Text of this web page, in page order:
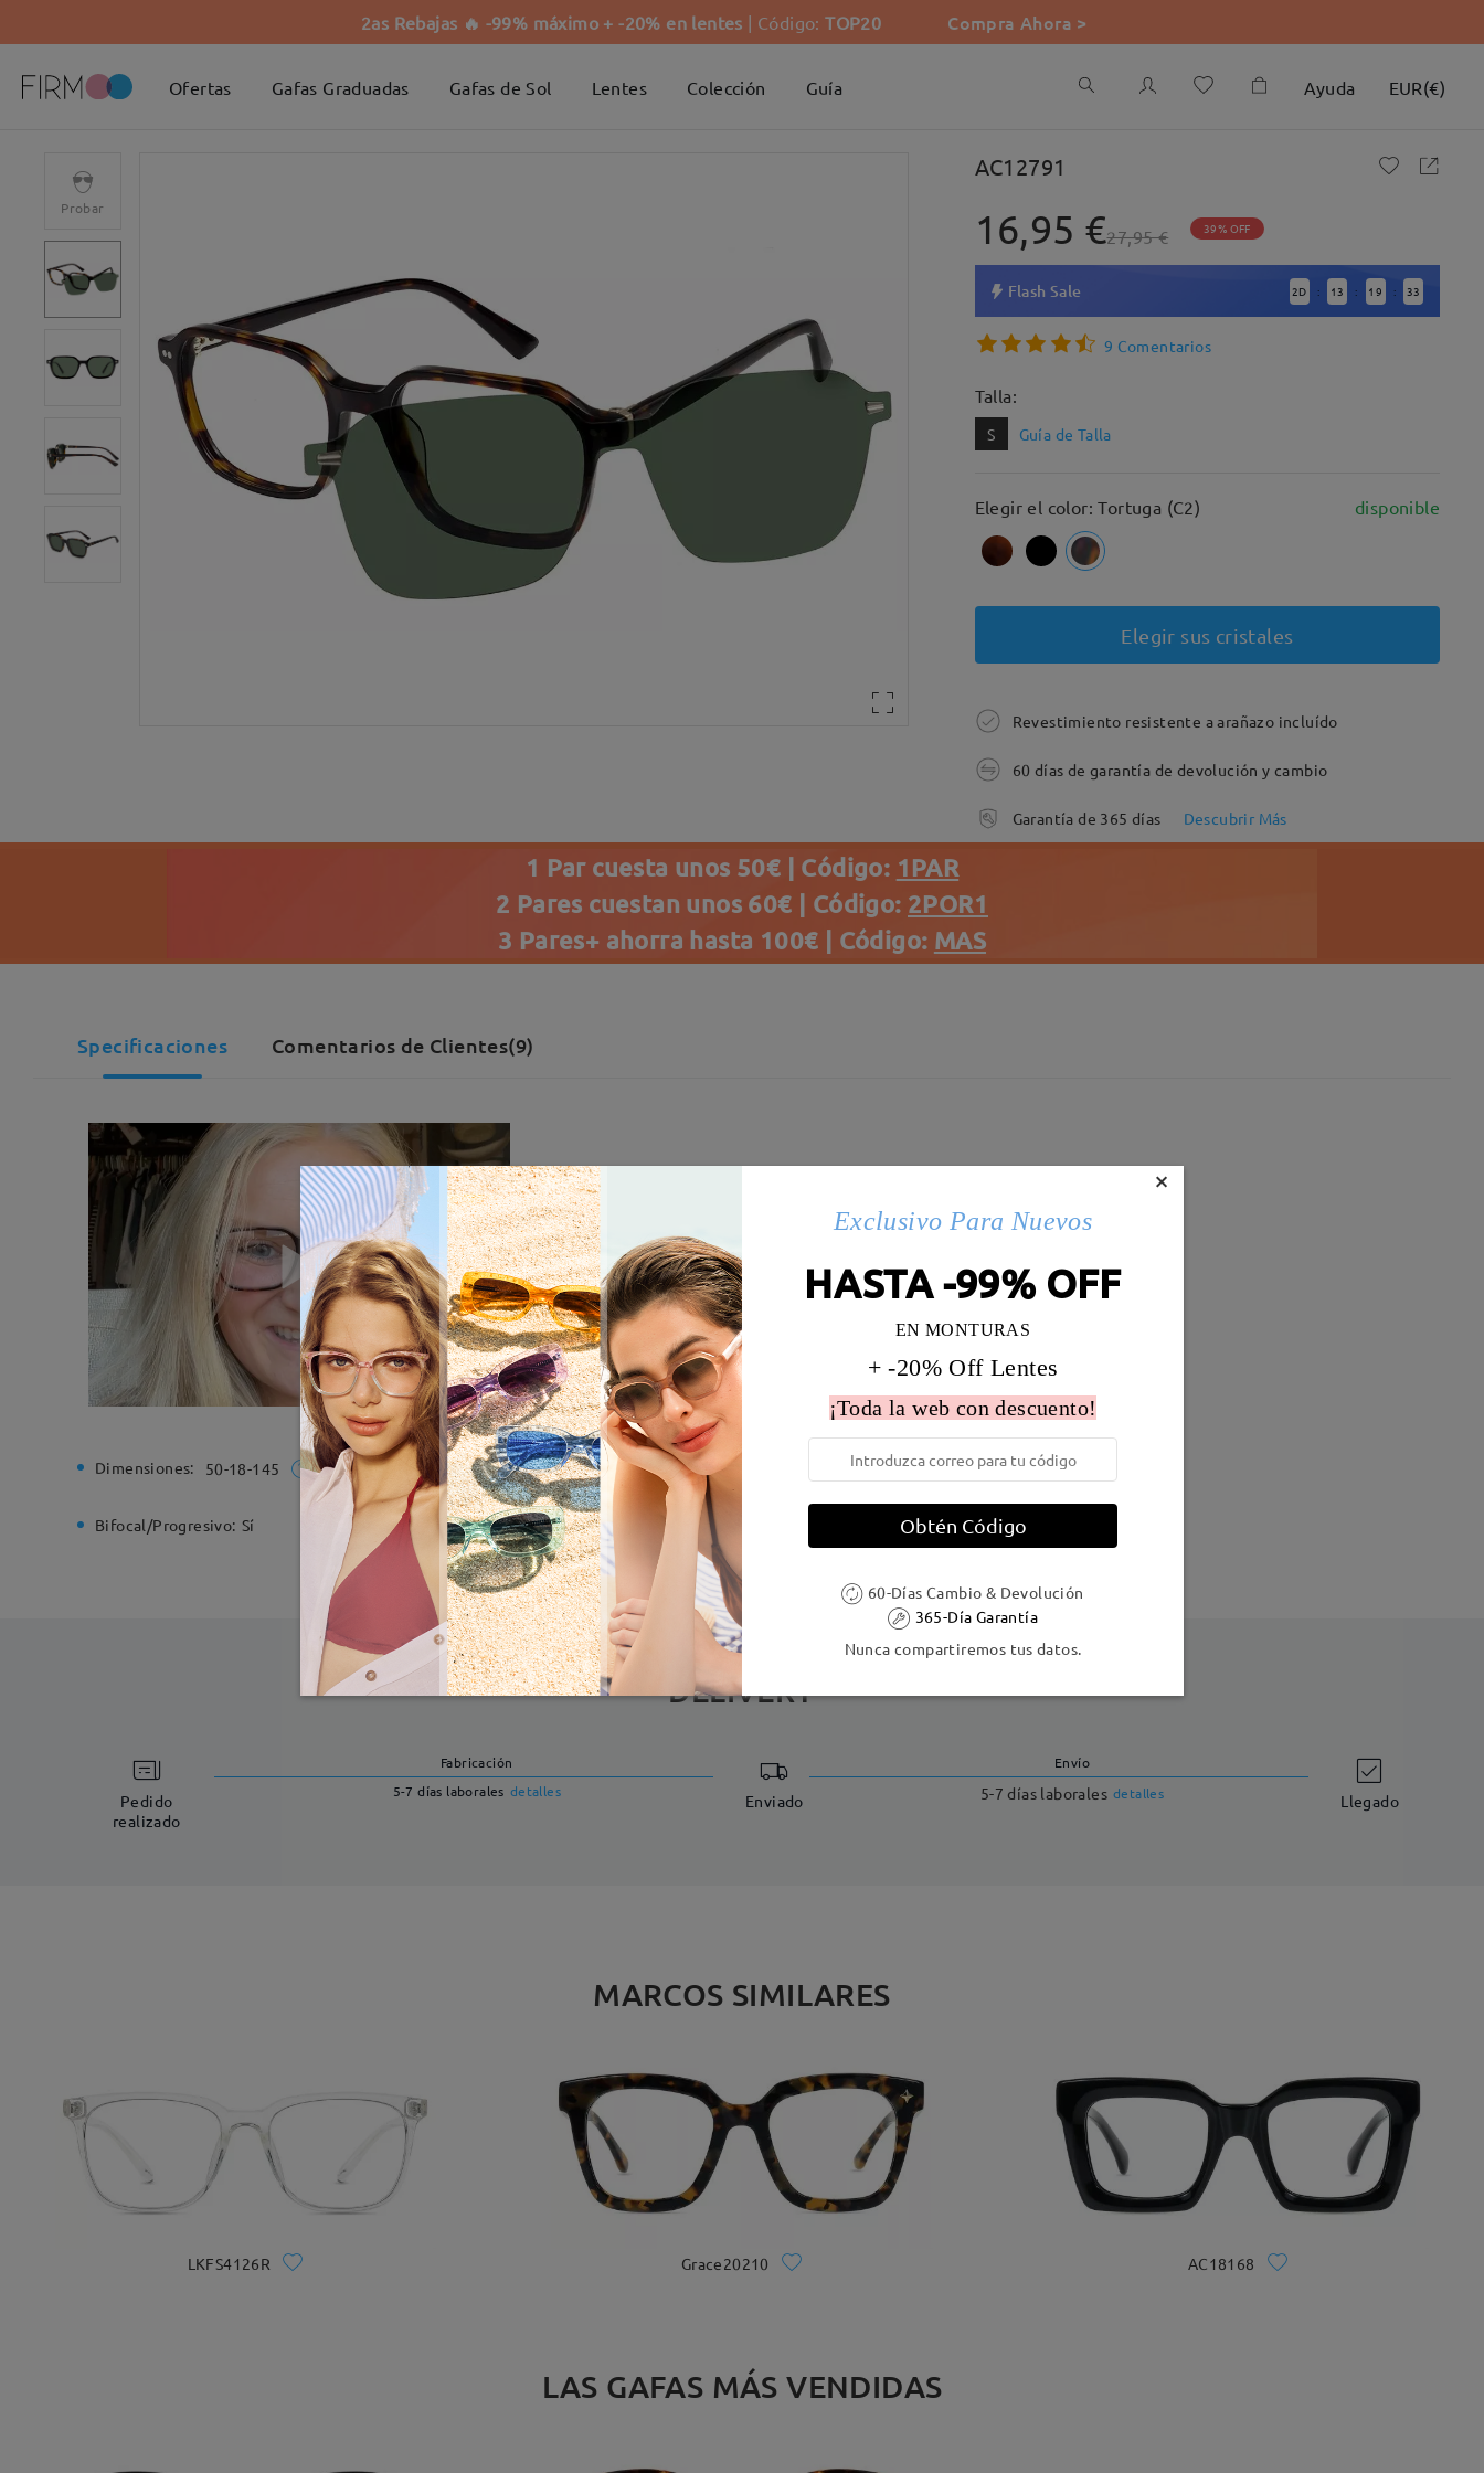
2as Rebajas 🔥 -99% máximo + -20% en lentes | Código:TOP20 Compra Ahora >
Ofertas Gafas Graduadas Gafas de Sol Lentes Colección Guía Ayuda EUR(€)
Probar
AC12791
16,95 €27,95 € 39% OFF
Flash Sale 2D : 13 : 19 : 32
9 Comentarios
Talla:
S Guía de Talla
Elegir el color: Tortuga (C2) disponible
Elegir sus cristales
Revestimiento resistente a arañazo incluído
60 días de garantía de devolución y cambio
Garantía de 365 días Descubrir Más
1 Par cuesta unos 50€ | Código: 1PAR
2 Pares cuestan unos 60€ | Código: 2POR1
3 Pares+ ahorra hasta 100€ | Código: MAS
Specificaciones Comentarios de Clientes(9)
Dimensiones: 50-18-145 Ancho de la montura: 126 mm Paqueño) Diametro de lentes: 52 mm
Bifocal/Progresivo: Sí Bisagra de resorte: No Material de la montura: Acetato
DELIVERY
Pedido
realizado
Fabricación
5-7 días laborales detalles Enviado
Envío
5-7 días laborales detalles Llegado
MARCOS SIMILARES
LKFS4126R Grace20210 AC18168
LAS GAFAS MÁS VENDIDAS
×
Exclusivo Para Nuevos
HASTA -99% OFF
EN MONTURAS
+ -20% Off Lentes
¡Toda la web con descuento!
Obtén Código
60-Días Cambio & Devolución
365-Día Garantía
Nunca compartiremos tus datos.